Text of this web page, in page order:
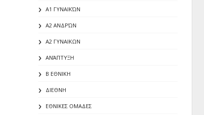
Α1 ΓΥΝΑΙΚΏΝ
Α2 ΑΝΔΡΏΝ
Α2 ΓΥΝΑΙΚΩΝ
ΑΝΆΠΤΥΞΗ
Β ΕΘΝΙΚΗ
ΔΙΕΘΝΗ
ΕΘΝΙΚΕΣ ΟΜΑΔΕΣ